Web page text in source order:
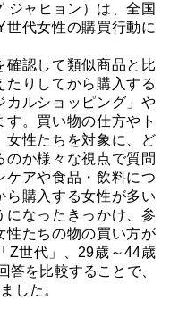
ジャヒョン）は、全国
世代女性の購買行動に
確認して類似商品と比
りしてから購入する
カルショッピング」や
す。買い物の仕方やト
女性たちを対象に、ど
か様々な視点で質問
ケアや食品・飲料につ
ら購入する女性が多い
になったきっかけ、参
性たちの物の買い方が
Z世代」、29歳～44歳
答を比較することで、
した。